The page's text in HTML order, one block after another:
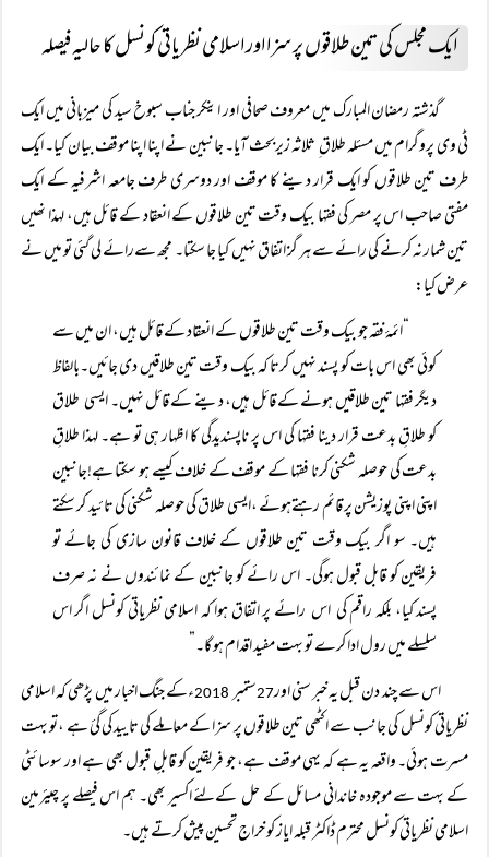
ایک مجلس کی تین طلاقوں پر سزا اور اسلامی نظریاتی کونسل کا حالیہ فیصلہ
گذشتہ رمضان المبارک میں معروف صحافی اور اینکر جناب سبوخ سید کی میزبانی میں ایک
ٹی وی پروگرام میں مسئلہ طلاق ِ ثلاثہ زیربحث آیا۔ جانبین نے اپنا اپنا موقف بیان کیا۔ ایک
طرف تین طلاقوں کو ایک قرار دینے کا موقف اور دوسری طرف جامعہ اشرفیہ کے ایک
مفتی صاحب اس پر مصر کی فقہا بیک وقت تین طلاقوں کے انعقاد کے قائل ہیں، لہذا نھیں
تین شمار نہ کرنے کی رائے سے ہر گز اتفاق نہیں کیا جا سکتا۔ مجھ سےرائے لی گئی تو میں نے
عرض کیا:
“ائمۂ فقہ جو بیک وقت تین طلاقوں کے انعقاد کے قائل ہیں، ان میں سے
کوئی بھی اس بات کو پسند نہیں کرتا کہ بیک وقت تین طلاقیں دی جائیں۔بالفاظ
دیگر فقہا تین طلاقیں ہونے کے قائل ہیں، دینے کے قائل نہیں۔ ایسی طلاق
کو طلاقِ بدعت قرار دینا فقہا کی اس پر ناپسندیدگی کا اظہار ہی تو ہے۔ لہذا طلاقِ
بدعت کی حوصلہ شکنی کرنا فقہا کے موقف کے خلاف کیسے ہو سکتا ہے!جانبین
اپنی اپنی پوزیشن پر قائم رہتےہوئے ،ایسی طلاق کی حوصلہ شکنی کی تائید کر سکتے
ہیں۔ سو اگر بیک وقت تین طلاقوں کے خلاف قانون سازی کی جائے تو
فریقین کو قابل قبول ہوگی۔ اس رائے کو جانبین کے نمائندوں نے نہ صرف
پسند کیا، بلکہ راقم کی اس رائے پر اتفاق ہوا کہ اسلامی نظریاتی کونسل اگر اس
سلسلے میں رول ادا کرے تو بہت مفید اقدام ہو گا۔”
اس سے چند دن قبل یہ خبر سنی اور27ستمبر
ءکے جنگ اخبار میں پڑھی کہ اسلامی
نظریاتی کونسل کی جانب سے اکٹھی تین طلاقوں پر سزا کے معاملے کی تایید کی گئ ہے ،تو بہت
مسرت ہوئی۔ واقعہ یہ ہے کہ یہی موقف ہے، جو فریقین کو قابلِ قبول بھی ہے اور سوسائٹی
کے بہت سے موجودہ خاندانی مسائل کے حل کےلئے اکسیر بھی۔ ہم اس فیصلے پر چیئرمین
اسلامی نظریاتی کونسل محترم ڈاکٹر قبلہ ایاز کو خراج تحسین پیش کرتے ہیں۔